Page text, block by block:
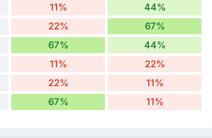
11% 44%
22% 67%
67% 44%
11% 22%
22% 11%
67% 11%